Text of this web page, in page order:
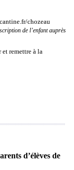
chozeau
de l’enfant auprès
et remettre à la
d’élèves de